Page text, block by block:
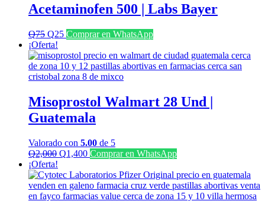
Acetaminofen 500 | Labs Bayer
Q75 El
precio
original
era:
Q75.
Q25El
actual
es:
Q25.
Comprar en WhatsApp
¡Oferta!
Misoprostol Walmart 28 Und |
Guatemala
Valorado con 5.00 de 5
Q2,000 El
original
era:
Q2,000.
Q1,400El
actual
es:
Q1,400.
Comprar en WhatsApp
¡Oferta!